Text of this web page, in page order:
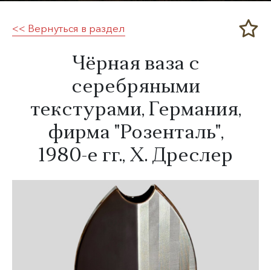
Меандр-Антик
<< Вернуться в раздел
​Чёрная ваза с
серебряными
текстурами, Германия,
фирма "Розенталь",
1980-е гг., Х. Дреслер